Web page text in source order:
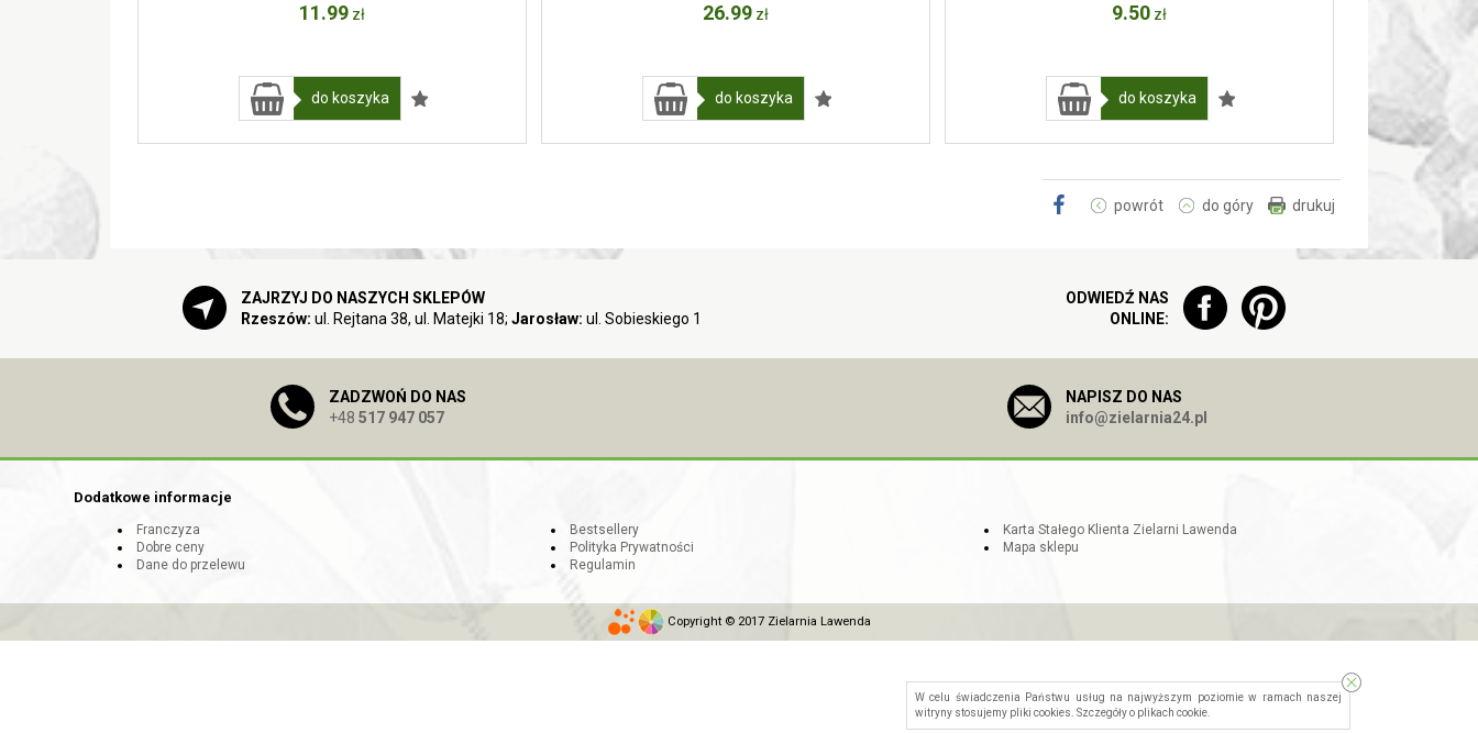
11.99 zł
do koszyka
26.99 zł
do koszyka
9.50 zł
do koszyka
powrót do góry drukuj
ZAJRZYJ DO NASZYCH SKLEPÓW
Rzeszów: ul. Rejtana 38, ul. Matejki 18; Jarosław: ul. Sobieskiego 1
ODWIEDŹ NAS
ONLINE:
ZADZWOŃ DO NAS
+48 517 947 057
NAPISZ DO NAS
info@zielarnia24.pl
Dodatkowe informacje
Franczyza
Dobre ceny
Dane do przelewu
Bestsellery
Polityka Prywatności
Regulamin
Karta Stałego Klienta Zielarni Lawenda
Mapa sklepu
Copyright © 2017 Zielarnia Lawenda
W celu świadczenia Państwu usług na najwyższym poziomie w ramach naszej
witryny stosujemy pliki cookies. Szczegóły o plikach cookie